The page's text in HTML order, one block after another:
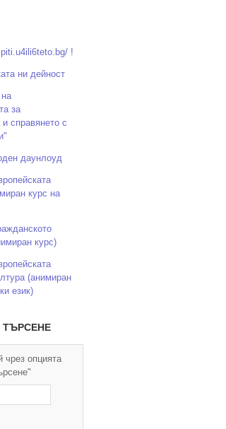
!
ни дейност
за
справянето с
даунлоуд
курс на
курс)
(анимиран
език)
ТЪРСЕНЕ
чрез опцията